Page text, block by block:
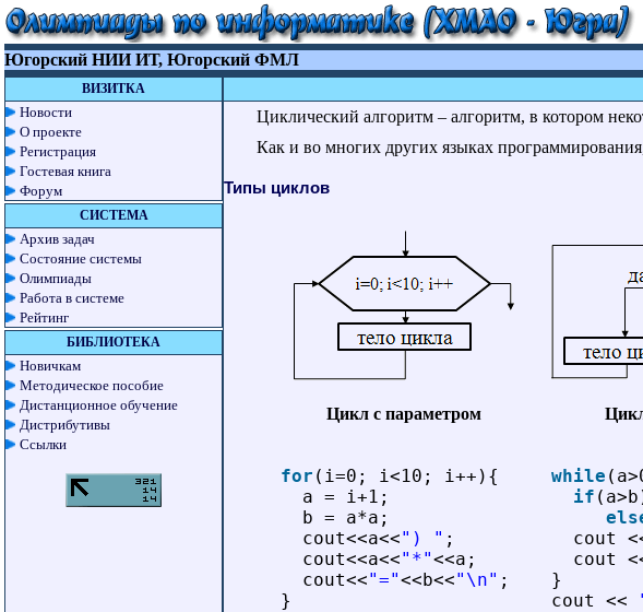
Югорский НИИ ИТ, Югорский ФМЛ
ВИЗИТКА
Новости
О проекте
Регистрация
Гостевая книга
Форум
СИСТЕМА
Архив задач
Состояние системы
Олимпиады
Работа в системе
Рейтинг
БИБЛИОТЕКА
Новичкам
Методическое пособие
Дистанционное обучение
Дистрибутивы
Ссылки
Циклический алгоритм – алгоритм, в котором
Как и во многих других языках
Типы циклов
Цикл с параметром
for (i=0; i<10; i++){
a = i+1;
b = a*a;
cout<<a<<") " ;
cout<<a<<"*"<<a;
cout<<"="<<b<<"\n" ;
}
while
if
cout
cout
}
cout <<